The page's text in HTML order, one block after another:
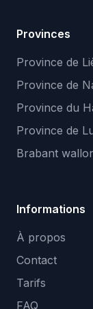
Provinces
Province de
Province de
Province du
Province de
Brabant
Informations
À propos
Contact
Tarifs
FAQ